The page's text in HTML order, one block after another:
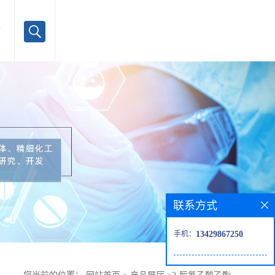
联系方式
手机： 13429867250